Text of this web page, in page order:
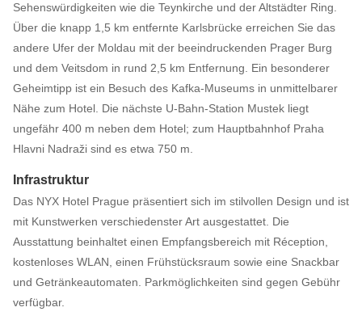
Sehenswürdigkeiten wie die Teynkirche und der Altstädter Ring.
Über die knapp 1,5 km entfernte Karlsbrücke erreichen Sie das
andere Ufer der Moldau mit der beeindruckenden Prager Burg
und dem Veitsdom in rund 2,5 km Entfernung. Ein besonderer
Geheimtipp ist ein Besuch des Kafka-Museums in unmittelbarer
Nähe zum Hotel. Die nächste U-Bahn-Station Mustek liegt
ungefähr 400 m neben dem Hotel; zum Hauptbahnhof Praha
Hlavni Nadraži sind es etwa 750 m.
Infrastruktur
Das NYX Hotel Prague präsentiert sich im stilvollen Design und ist
mit Kunstwerken verschiedenster Art ausgestattet. Die
Ausstattung beinhaltet einen Empfangsbereich mit Réception,
kostenloses WLAN, einen Frühstücksraum sowie eine Snackbar
und Getränkeautomaten. Parkmöglichkeiten sind gegen Gebühr
verfügbar.